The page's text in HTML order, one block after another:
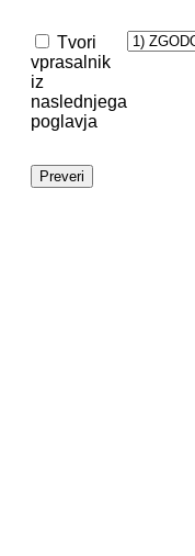
Tvori
vprasalnik
iz
naslednjega
poglavja
Preveri